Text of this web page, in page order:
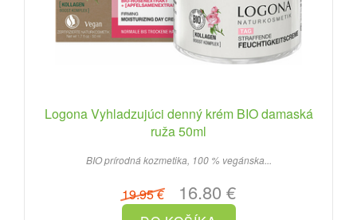
Logona Vyhladzujúci denný krém BIO damaská
ruža 50ml
BIO prírodná kozmetika, 100 % vegánska...
19.95 €16.80 €